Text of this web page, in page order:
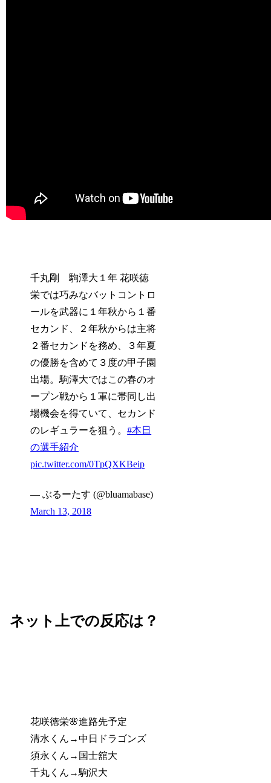
千丸剛 駒澤大１年 花咲徳
栄では巧みなバットコントロ
ールを武器に１年秋から１番
セカンド、２年秋からは主将
２番セカンドを務め、３年夏
の優勝を含めて３度の甲子園
出場。駒澤大ではこの春のオ
ープン戦から１軍に帯同し出
場機会を得ていて、セカンド
のレギュラーを狙う。#本日
の選手紹介
pic.twitter.com/0TpQXKBeip
— ぶるーたす (@bluamabase)
March 13, 2018
ネット上での反応は？
花咲徳栄🌸進路先予定
清水くん→中日ドラゴンズ
須永くん→国士舘大
千丸くん→駒沢大